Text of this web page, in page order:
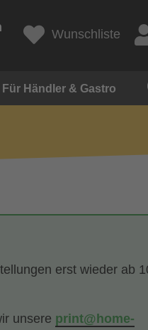
Wunschliste
Für Händler & Gastro
erst wieder ab
unsere print@home-